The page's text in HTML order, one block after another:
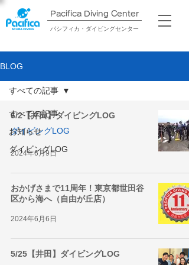
Pacifica Diving Center​
パシフィカ・ダイビングセンター
BLOG
すべての記事
お知らせ
ダイビングLOG
すべての記事
6/2【井田】ダイビングLOG
ダイビングLOG
2024年6月9日
おかげさまで11周年！東京都世田谷
区から海へ（自由が丘店）
2024年6月6日
5/25【井田】ダイビングLOG